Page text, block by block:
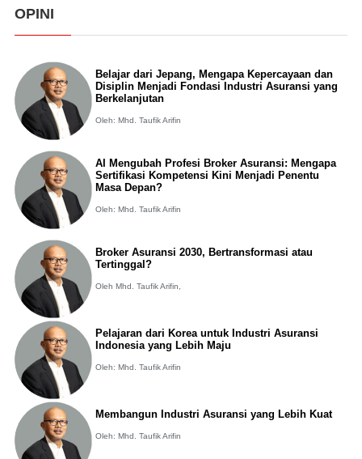
OPINI
Belajar dari Jepang, Mengapa Kepercayaan dan
Disiplin Menjadi Fondasi Industri Asuransi yang
Berkelanjutan
Oleh: Mhd. Taufik Arifin
AI Mengubah Profesi Broker Asuransi: Mengapa
Sertifikasi Kompetensi Kini Menjadi Penentu
Masa Depan?
Oleh: Mhd. Taufik Arifin
Broker Asuransi 2030, Bertransformasi atau
Tertinggal?
Oleh Mhd. Taufik Arifin,
Pelajaran dari Korea untuk Industri Asuransi
Indonesia yang Lebih Maju
Oleh: Mhd. Taufik Arifin
Membangun Industri Asuransi yang Lebih Kuat
Oleh: Mhd. Taufik Arifin